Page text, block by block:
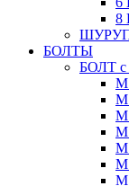
8
БОЛТЫ
БОЛТ с
М
М
М
М